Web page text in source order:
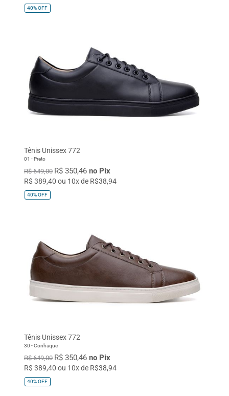
40%OFF
Tênis Unissex 772
01 - Preto
R$ 649,00 R$ 350,46 no Pix
R$ 389,40 ou 10x de R$38,94
40%OFF
Tênis Unissex 772
30 - Conhaque
R$ 649,00 R$ 350,46 no Pix
R$ 389,40 ou 10x de R$38,94
40%OFF